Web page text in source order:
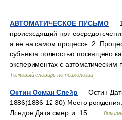
АВТОМАТИЧЕСКОЕ ПИСЬМО —
происходящий при
а не на самом процессе. 2.
субъекта полностью посвящено
экспериментах с
Толковый словарь по психологии
Остин Осман Спейр — Остин
1886(1886 12 30) Место
Лондон Дата смерти: 15 …